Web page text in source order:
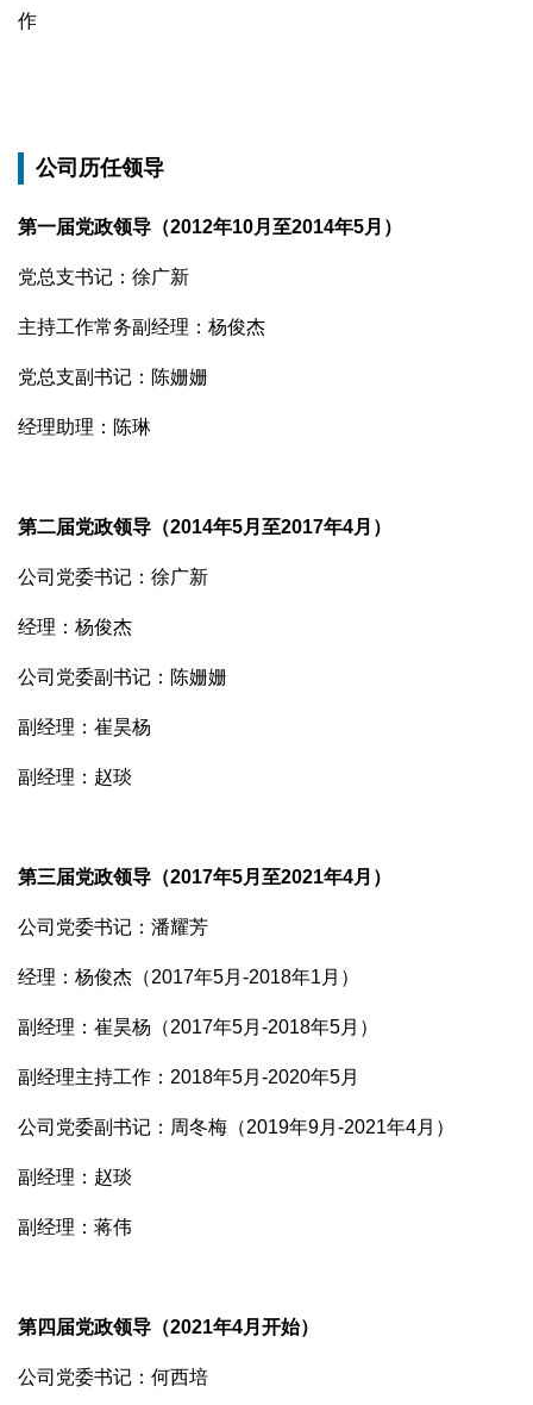
作
公司历任领导
第一届党政领导（2012年10月至2014年5月）
党总支书记：徐广新
主持工作常务副经理：杨俊杰
党总支副书记：陈姗姗
经理助理：陈琳
第二届党政领导（2014年5月至2017年4月）
公司党委书记：徐广新
经理：杨俊杰
公司党委副书记：陈姗姗
副经理：崔昊杨
副经理：赵琰
第三届党政领导（2017年5月至2021年4月）
公司党委书记：潘耀芳
经理：杨俊杰（2017年5月-2018年1月）
副经理：崔昊杨（2017年5月-2018年5月）
副经理主持工作：2018年5月-2020年5月
公司党委副书记：周冬梅（2019年9月-2021年4月）
副经理：赵琰
副经理：蒋伟
第四届党政领导（2021年4月开始）
公司党委书记：何西培